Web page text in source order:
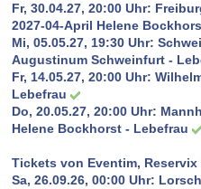
Fr, 30.04.27, 20:00 Uhr:
2027-04-April Helene
Mi, 05.05.27, 19:30 Uhr:
Augustinum Schweinfurt -
Fr, 14.05.27, 20:00 Uhr:
Lebefrau
Do, 20.05.27, 20:00 Uhr:
Helene Bockhorst - Lebefrau
Tickets von Eventim,
Sa, 26.09.26, 00:00 Uhr: